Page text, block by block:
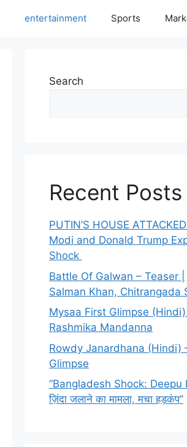
entertainment Sports
Search
Recent Posts
PUTIN’S HOUSE
Modi and Donald Trump
Shock
Battle Of Galwan – Teaser |
Salman Khan, Chitrangada
Mysaa First Glimpse (Hindi) |
Rashmika Mandanna
Rowdy Janardhana (Hindi)
Glimpse
“Bangladesh Shock: Deepu
ज़िंदा जलाने का मामला, मचा हड़कंप”